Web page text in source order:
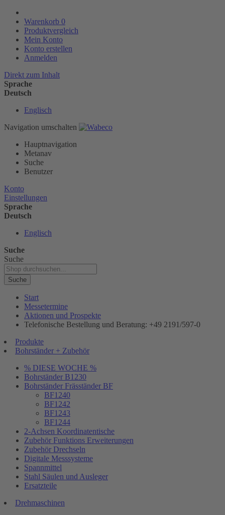
Warenkorb 0
Produktvergleich
Mein Konto
Konto erstellen
Anmelden
Direkt zum Inhalt
Sprache
Deutsch
Englisch
Navigation umschalten
Hauptnavigation
Metanav
Suche
Benutzer
Konto
Einstellungen
Sprache
Deutsch
Englisch
Suche
Suche
Suche
Start
Messetermine
Aktionen und Prospekte
Telefonische Bestellung und Beratung: +49 2191/597-0
Produkte
Bohrständer + Zubehör
% DIESE WOCHE %
Bohrständer B1230
Bohrständer Fräsständer BF
BF1240
BF1242
BF1243
BF1244
2-Achsen Koordinatentische
Zubehör Funktions Erweiterungen
Zubehör Drechseln
Digitale Messsysteme
Spannmittel
Stahl Säulen und Ausleger
Ersatzteile
Drehmaschinen